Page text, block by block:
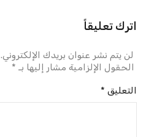
اترك تعليقاً
لن يتم نشر عنوان بريدك الإلكتروني.
الحقول الإلزامية مشار إليها بـ *
التعليق *